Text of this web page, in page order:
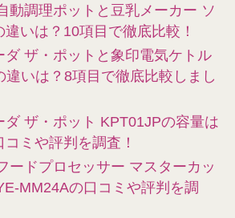
動調理ポットと豆乳メーカー ソ
違いは？10項目で徹底比較！
ダ ザ・ポットと象印電気ケトル
違いは？8項目で徹底比較しまし
ダ ザ・ポット KPT01JPの容量は
コミや評判を調査！
ードプロセッサー マスターカッ
MM24Aの口コミや評判を調